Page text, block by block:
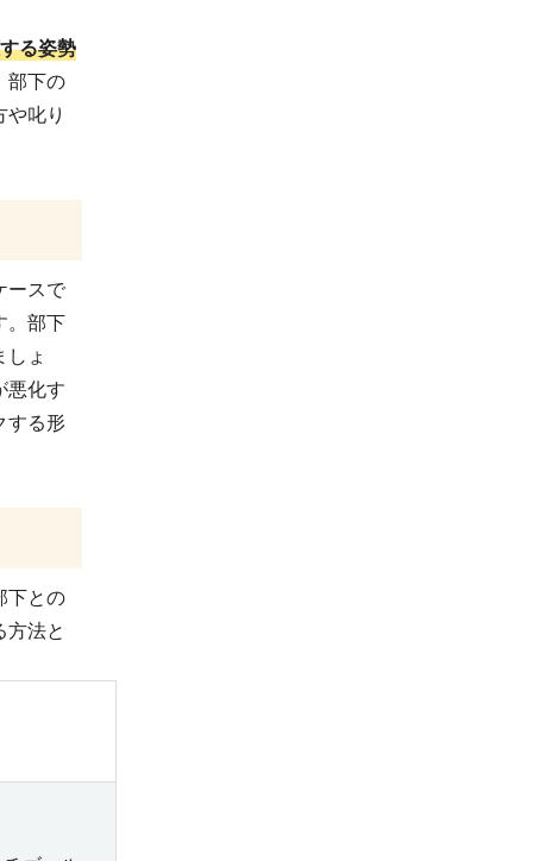
る姿勢
部下の
叱り
ースで
。部下
ょ
悪化す
する形
下との
法と